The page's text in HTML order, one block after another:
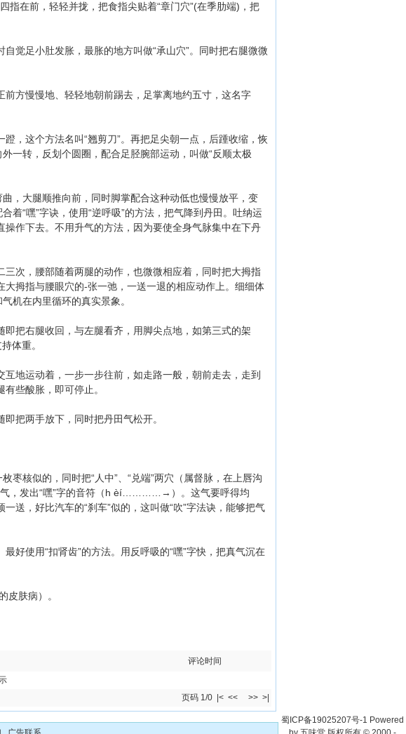
在前，轻轻并拢，把食指尖贴着“章门穴”(在季肋端)，把
足小肚发胀，最胀的地方叫做“承山穴”。同时把右腿微微
方慢慢地、轻轻地朝前踢去，足掌离地约五寸，这名字
这个方法名叫“翘剪刀”。再把足尖朝一点，后踵收缩，恢
一转，反划个圆圈，配合足胫腕部运动，叫做“反顺太极
，大腿顺推向前，同时脚掌配合这种动低也慢慢放平，变
着“嘿”字诀，使用“逆呼吸”的方法，把气降到丹田。吐纳运
作下去。不用升气的方法，因为要使全身气脉集中在下丹
次，腰部随着两腿的动作，也微微相应着，同时把大拇指
拇指与腰眼穴的-张一弛，一送一退的相应动作上。细细体
机在内里循环的真实景象。
把右腿收回，与左腿看齐，用脚尖点地，如第三式的架
体重。
地运动着，一步一步往前，如走路一般，朝前走去，走到
些酸胀，即可停止。
把两手放下，同时把丹田气松开。
核似的，同时把“人中”、“兑端”两穴（属督脉，在上唇沟
气，发出“嘿”字的音符（h èí…………→）。这气要呼得均
送，好比汽车的“刹车”似的，这叫做“吹”字法诀，能够把气
使用“扣肾齿”的方法。用反呼吸的“嘿”字快，把真气沉在
肤病）。
评论时间
页码 1/0 |< << >> >|
蜀ICP备19025207号-1 Powered